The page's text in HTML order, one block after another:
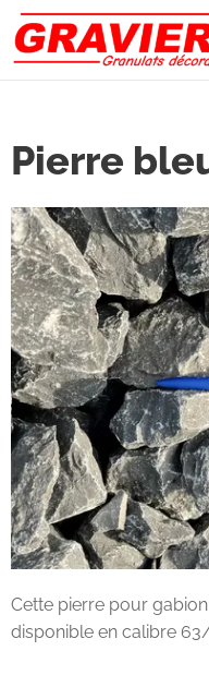
Pierre
Cette pierre pour
disponible en calibre